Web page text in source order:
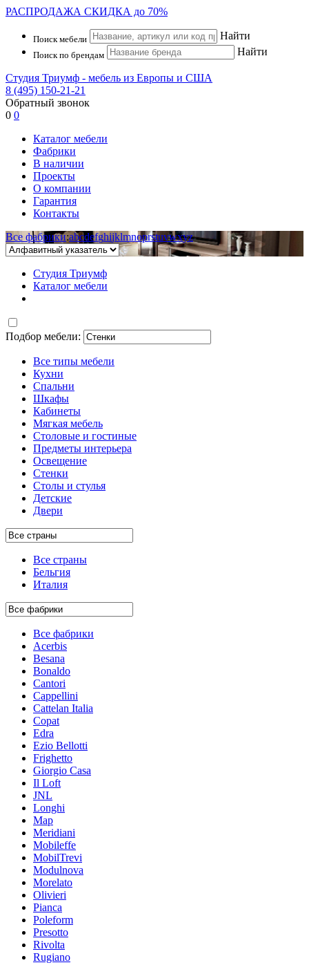
РАСПРОДАЖА СКИДКА до 70%
Поиск мебели Найти
Поиск по брендам Найти
Студия Триумф - мебель из Европы и США
8 (495) 150-21-21
Обратный звонок
0 0
Каталог мебели
Фабрики
В наличии
Проекты
О компании
Гарантия
Контакты
Все фабрики:abcdefghijklmnoprstuvwxyz
Студия Триумф
Каталог мебели
Подбор мебели:
Все типы мебели
Кухни
Спальни
Шкафы
Кабинеты
Мягкая мебель
Столовые и гостиные
Предметы интерьера
Освещение
Стенки
Столы и стулья
Детские
Двери
Все страны
Бельгия
Италия
Все фабрики
Acerbis
Besana
Bonaldo
Cantori
Cappellini
Cattelan Italia
Copat
Edra
Ezio Bellotti
Frighetto
Giorgio Casa
Il Loft
JNL
Longhi
Map
Meridiani
Mobileffe
MobilTrevi
Modulnova
Morelato
Olivieri
Pianca
Poleform
Presotto
Rivolta
Rugiano